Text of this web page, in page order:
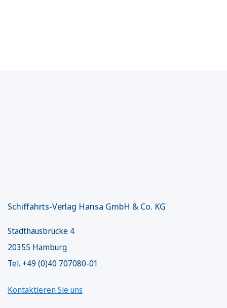
Schiffahrts-Verlag Hansa GmbH & Co. KG
Stadthausbrücke 4
20355 Hamburg
Tel. +49 (0)40 707080-01
Kontaktieren Sie uns